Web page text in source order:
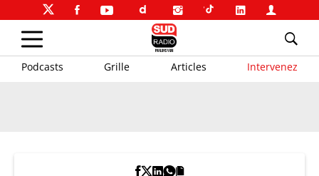
Podcasts Grille Articles Intervenez